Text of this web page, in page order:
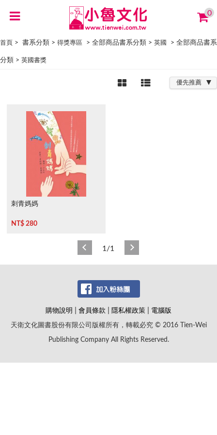
0
首頁 > 書系分類 > 得獎專區 > 全部商品書系分類 > 英國 > 全部商品書系
分類 > 英國書獎
優先推薦
刺青媽媽
NT$ 280
1/1
購物說明 會員條款 隱私權政策
電腦版
天衛文化圖書股份有限公司版權所有，轉載必究 © 2016 Tien-Wei
Publishing Company All Rights Reserved.